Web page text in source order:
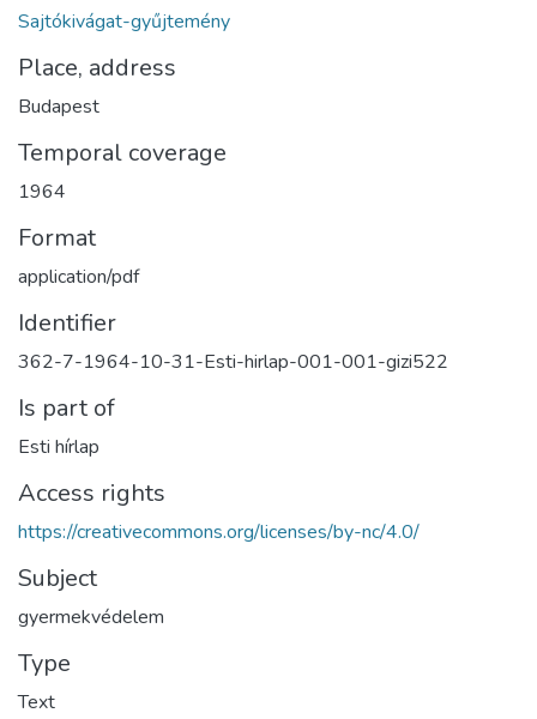
Sajtókivágat-gyűjtemény
Place, address
Budapest
Temporal coverage
1964
Format
application/pdf
Identifier
362-7-1964-10-31-Esti-hirlap-001-001-gizi522
Is part of
Esti hírlap
Access rights
https://creativecommons.org/licenses/by-nc/4.0/
Subject
gyermekvédelem
Type
Text